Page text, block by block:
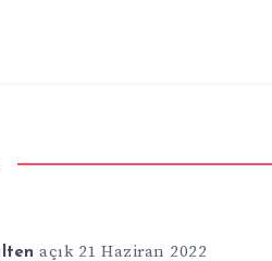
açık 21 Haziran 2022